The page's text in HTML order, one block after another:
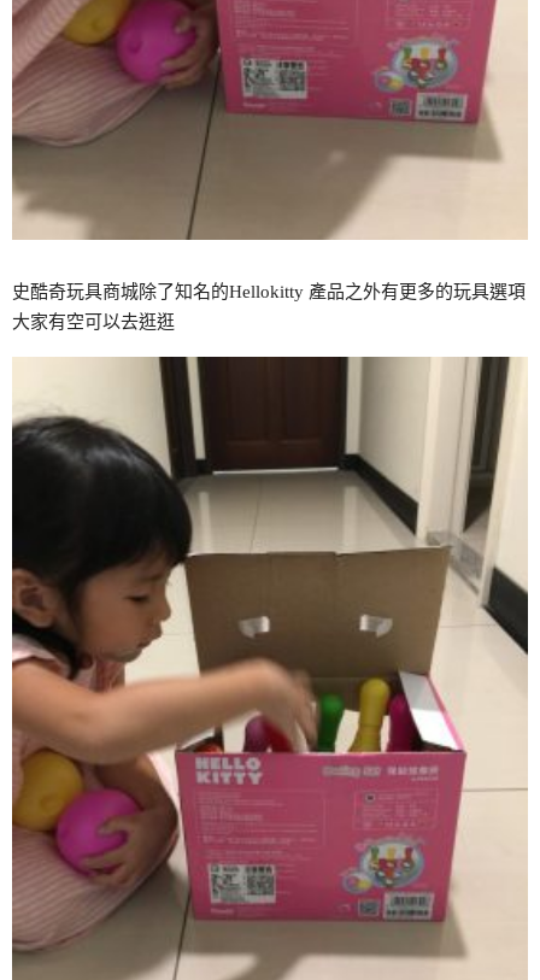
史酷奇玩具商城除了知名的Hellokitty 產品之外有更多的玩具選項
大家有空可以去逛逛